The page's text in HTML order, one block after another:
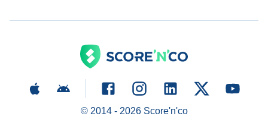
© 2014 - 2026Score'n'co